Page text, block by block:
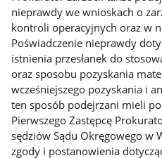
nieprawdy we wnioskach o
kontroli operacyjnych oraz w
Poświadczenie nieprawdy
istnienia przesłanek do
oraz sposobu pozyskania
wcześniejszego pozyskania i
ten sposób podejrzani mieli
Pierwszego Zastępcę
sędziów Sądu Okręgowego w
zgody i postanowienia